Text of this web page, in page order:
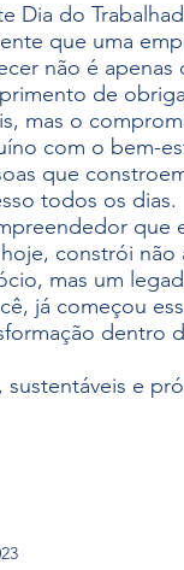
Dia do
que uma
não é apenas
de
mas o
com o bem-
que
todos os dias.
que
constrói não
mas um
já começou
dentro
e